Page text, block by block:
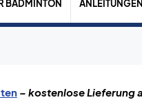
BADMINTON ANLEITUNGEN
– kostenlose Lieferung